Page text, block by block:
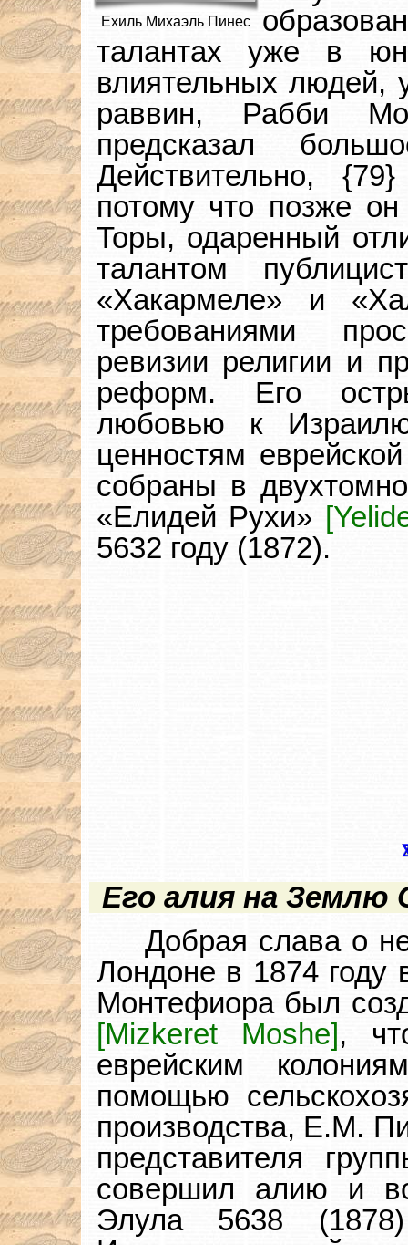
Ехиль Михаэль Пинес
талантах уже в
влиятельных
раввин, Рабби
предсказал
Действительно,
потому что позже он
Торы, одаренный
талантом
«Хакармеле» и
требованиями
ревизии религии и
реформ. Его
любовью к
ценностям
собраны в
«Елидей Рухи»
5632 году (1872).
Его алия на Землю
Добрая слава о
Лондоне в 1874 году
Монтефиора был
[Mizkeret Moshe],
еврейским
помощью
производства, Е.М.
представителя
совершил алию и
Элула 5638